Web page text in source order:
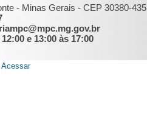
- Minas Gerais - CEP 30380-435
e 13:00 às 17:00
Acessar